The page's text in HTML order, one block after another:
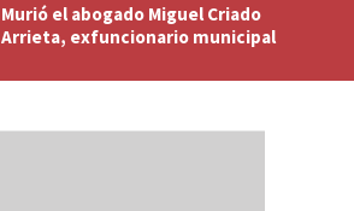
Murió el abogado Miguel Criado
Arrieta, exfuncionario municipal